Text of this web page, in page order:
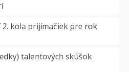
kola prijímačiek pre rok
talentových skúšok